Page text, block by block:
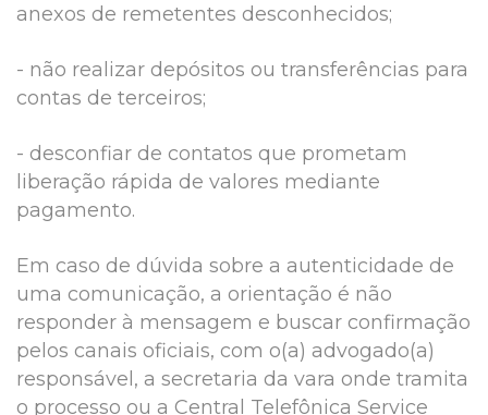
anexos de remetentes desconhecidos;
- não realizar depósitos ou transferências para
contas de terceiros;
- desconfiar de contatos que prometam
liberação rápida de valores mediante
pagamento.
Em caso de dúvida sobre a autenticidade de
uma comunicação, a orientação é não
responder à mensagem e buscar confirmação
pelos canais oficiais, com o(a) advogado(a)
responsável, a secretaria da vara onde tramita
o processo ou a Central Telefônica Service